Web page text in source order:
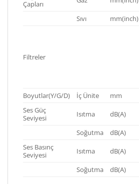
Çapları
Sıvı mm(inch)
Filtreler
Boyutlar(Y/G/D)
İç Ünite mm
Ses Güç
Seviyesi
Isıtma dB(A)
Soğutma dB(A)
Ses Basınç
Seviyesi
Isıtma dB(A)
Soğutma dB(A)